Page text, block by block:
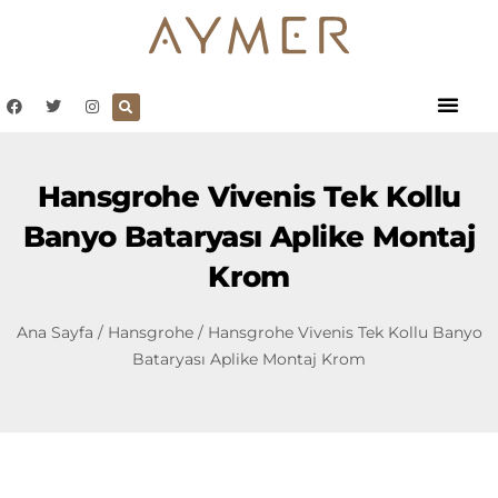
Hansgrohe Vivenis Tek Kollu
Banyo Bataryası Aplike Montaj
Krom
Ana Sayfa / Hansgrohe/ Hansgrohe Vivenis Tek Kollu Banyo
Bataryası Aplike Montaj Krom